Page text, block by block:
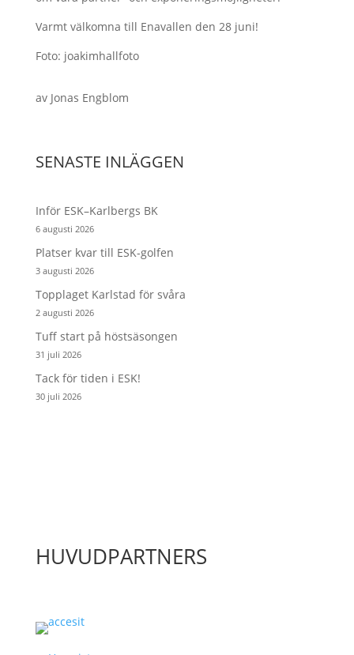
Varmt välkomna till Enavallen den 28 juni!
Foto: joakimhallfoto
av Jonas Engblom
SENASTE INLÄGGEN
Inför ESK–Karlbergs BK
6 augusti 2026
Platser kvar till ESK-golfen
3 augusti 2026
Topplaget Karlstad för svåra
2 augusti 2026
Tuff start på höstsäsongen
31 juli 2026
Tack för tiden i ESK!
30 juli 2026
HUVUDPARTNERS